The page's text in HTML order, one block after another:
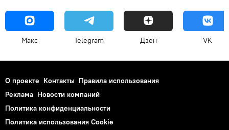
Макс Telegram Дзен VK
О проекте Контакты Правила использования
Реклама Новости компаний
Политика конфиденциальности
Политика использования Cookie